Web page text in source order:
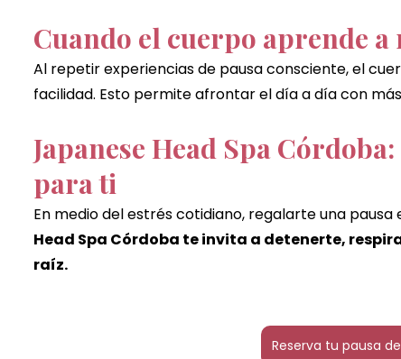
Cuando el cuerpo aprende a
Al repetir experiencias de pausa consciente, el
facilidad. Esto permite afrontar el día a día con
Japanese Head Spa
para ti
En medio del estrés cotidiano, regalarte una
Head Spa Córdoba te invita a detenerte,
raíz.
Reserva tu pausa